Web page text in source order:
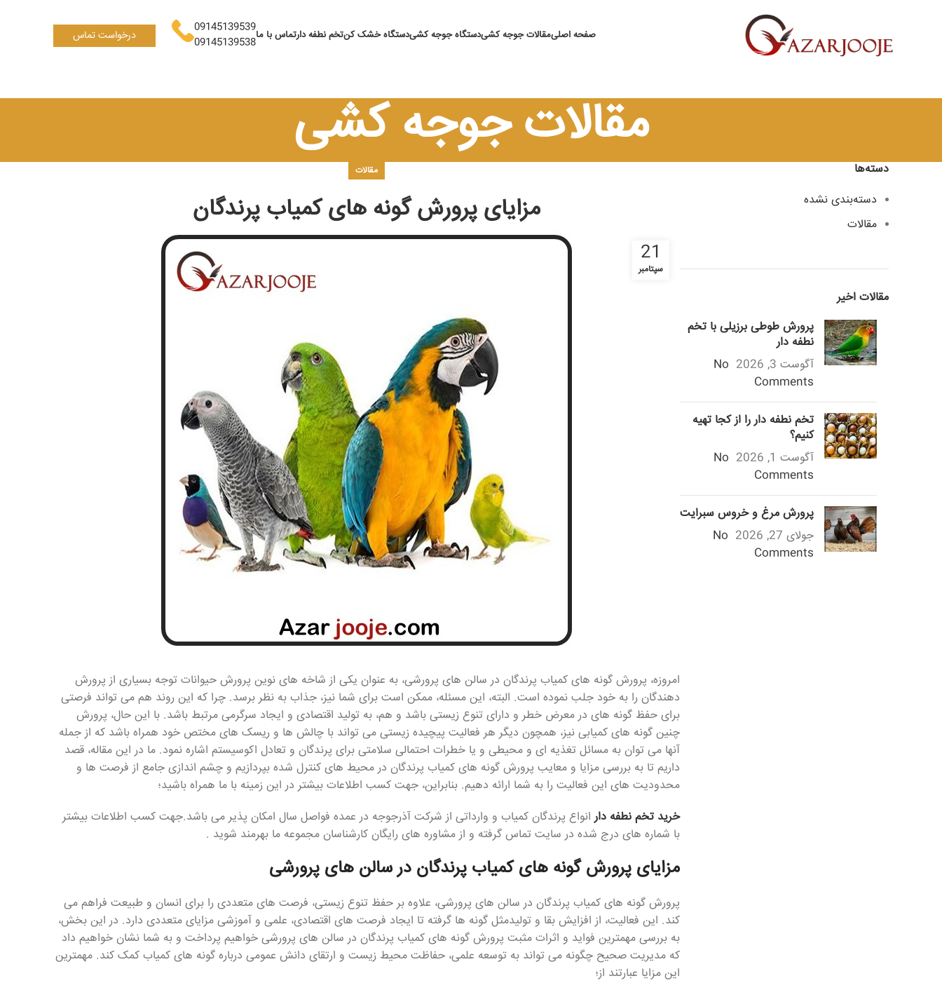
صفحه اصلیمقالات جوجه کشیدستگاه جوجه کشیدستگاه خشک کنتخم نطفه دارتماس با ما09145139539
09145139538
درخواست تماس
مقالات جوجه کشی
مقالات
مزایای پرورش گونه های کمیاب پرندگان
21
سپتامبر
امروزه، پرورش گونه های کمیاب پرندگان در سالن های پرورشی، به عنوان یکی از شاخه های نوین پرورش حیوانات توجه بسیاری از پرورش
دهندگان را به خود جلب نموده است. البته، این مسئله، ممکن است برای شما نیز، جذاب به نظر برسد. چرا که این روند هم می تواند فرصتی
برای حفظ گونه های در معرض خطر و دارای تنوع زیستی باشد و هم، به تولید اقتصادی و ایجاد سرگرمی مرتبط باشد. با این حال، پرورش
چنین گونه های کمیابی نیز، همچون دیگر هر فعالیت پیچیده زیستی می تواند با چالش ها و ریسک های مختص خود همراه باشد که از جمله
آنها می توان به مسائل تغذیه ای و محیطی و یا خطرات احتمالی سلامتی برای پرندگان و تعادل اکوسیستم اشاره نمود. ما در این مقاله، قصد
داریم تا به بررسی مزایا و معایب پرورش گونه های کمیاب پرندگان در محیط های کنترل شده بپردازیم و چشم اندازی جامع از فرصت ها و
محدودیت های این فعالیت را به شما ارائه دهیم. بنابراین، جهت کسب اطلاعات بیشتر در این زمینه با ما همراه باشید؛
خرید تخم نطفه دارانواع پرندگان کمیاب و وارداتی از شرکت آذرجوجه در عمده فواصل سال امکان پذیر می باشد.جهت کسب اطلاعات بیشتر
با شماره های درج شده در سایت تماس گرفته و از مشاوره های رایگان کارشناسان مجموعه ما بهرمند شوید .
مزایای پرورش گونه های کمیاب پرندگان در سالن های پرورشی
پرورش گونه های کمیاب پرندگان در سالن های پرورشی، علاوه بر حفظ تنوع زیستی، فرصت های متعددی را برای انسان و طبیعت فراهم می
کند. این فعالیت، از افزایش بقا و تولیدمثل گونه ها گرفته تا ایجاد فرصت های اقتصادی، علمی و آموزشی مزایای متعددی دارد. در این بخش،
به بررسی مهمترین فواید و اثرات مثبت پرورش گونه های کمیاب پرندگان در سالن های پرورشی خواهیم پرداخت و به شما نشان خواهیم داد
که مدیریت صحیح چگونه می تواند به توسعه علمی، حفاظت محیط زیست و ارتقای دانش عمومی درباره گونه های کمیاب کمک کند. مهمترین
این مزایا عبارتند از؛
دسته‌ها
دسته‌بندی نشده
مقالات
مقالات اخیر
پرورش طوطی برزیلی با تخم
نطفه دار
آگوست 3, 2026
No
Comments
تخم نطفه دار را از کجا تهیه
کنیم؟
آگوست 1, 2026
No
Comments
پرورش مرغ و خروس سبرایت
جولای 27, 2026
No
Comments